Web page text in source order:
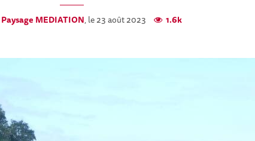
Paysage MEDIATION, le 23 août 2023 1.6k